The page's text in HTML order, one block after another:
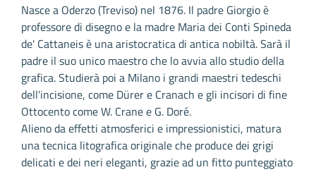
Nasce a Oderzo (Treviso) nel 1876. Il padre Giorgio è
professore di disegno e la madre Maria dei Conti Spineda
de' Cattaneis è una aristocratica di antica nobiltà. Sarà il
padre il suo unico maestro che lo avvia allo studio della
grafica. Studierà poi a Milano i grandi maestri tedeschi
dell'incisione, come Dürer e Cranach e gli incisori di fine
Ottocento come W. Crane e G. Doré.
Alieno da effetti atmosferici e impressionistici, matura
una tecnica litografica originale che produce dei grigi
delicati e dei neri eleganti, grazie ad un fitto punteggiato